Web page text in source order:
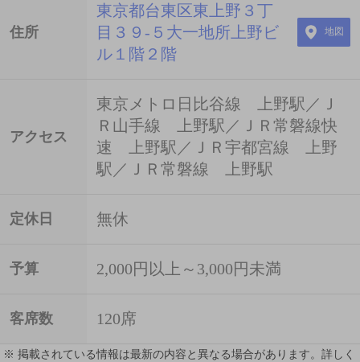
住所
東京都台東区東上野３丁
目３９-５大一地所上野ビ
ル１階２階
地図
アクセス
東京メトロ日比谷線 上野駅／Ｊ
Ｒ山手線 上野駅／ＪＲ常磐線快
速 上野駅／ＪＲ宇都宮線 上野
駅／ＪＲ常磐線 上野駅
定休日 無休
予算 2,000円以上～3,000円未満
客席数 120席
※ 掲載されている情報は最新の内容と異なる場合があります。詳しく